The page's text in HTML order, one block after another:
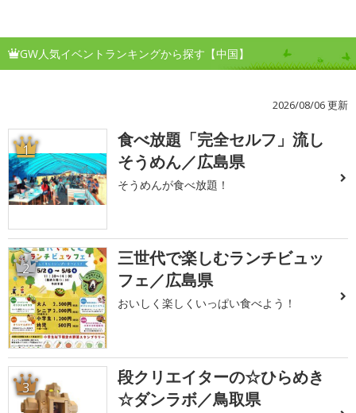
GW人気イベントランキングから探す【中国】
2026/08/06 更新
1
食べ放題「完全セルフ」流し
そうめん／広島県
そうめんが食べ放題！
2
三世代で楽しむランチビュッ
フェ／広島県
おいしく楽しくいっぱい食べよう！
3
段クリエイターの☆ひらめき
☆ダンラボ／鳥取県